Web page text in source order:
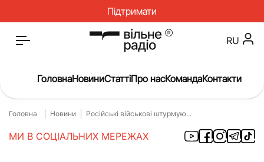
Підтримати
Головна
Новини
Окупація
RU
ГоловнаНовиниСтаттіПро насКомандаКонтакти
Головна Новини Російські військові штурмую...
МИ В СОЦІАЛЬНИХ МЕРЕЖАХ